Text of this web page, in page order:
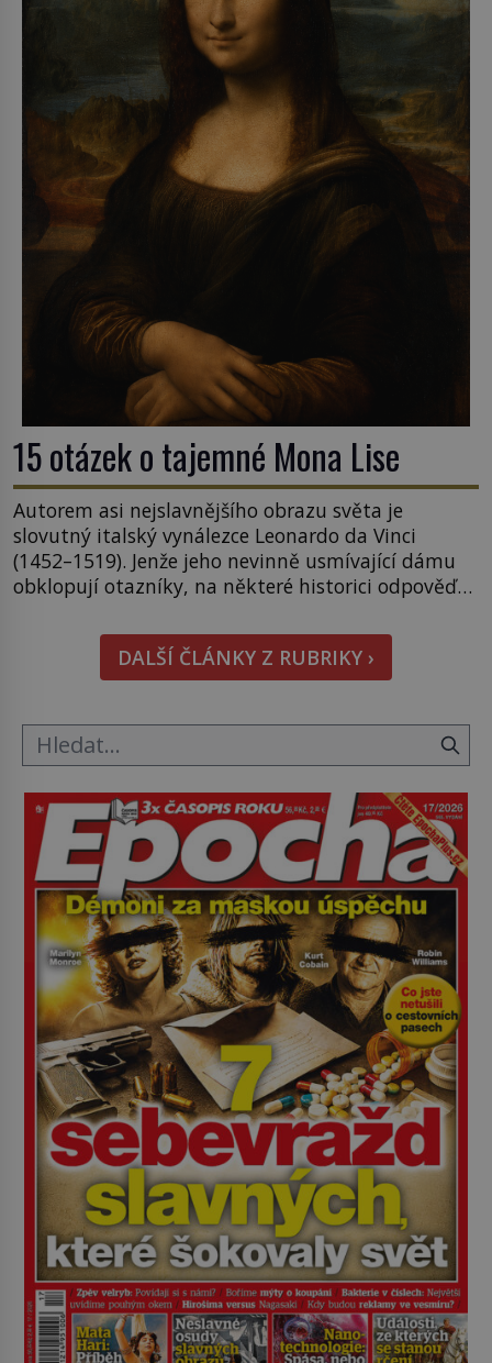
15 otázek o tajemné Mona Lise
Autorem asi nejslavnějšího obrazu světa je
slovutný italský vynálezce Leonardo da Vinci
(1452–1519). Jenže jeho nevinně usmívající dámu
obklopují otazníky, na některé historici odpověď
pověsil Napoleon? Samotný císař Napoleon
Bonaparte (1769–1821) má pro malbu slabost, a
tak si ji ještě jako první konzul přemístí do své
DALŠÍ ČLÁNKY Z RUBRIKY ›